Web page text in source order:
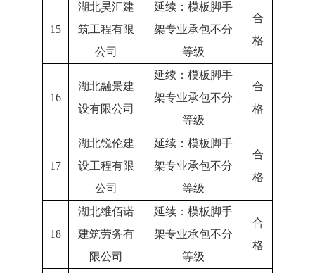
15
湖北昊汇建
筑工程有限
公司
延续：模板脚手
架专业承包不分
等级
合
格
16
湖北融景建
设有限公司
延续：模板脚手
架专业承包不分
等级
合
格
17
湖北锐伦建
设工程有限
公司
延续：模板脚手
架专业承包不分
等级
合
格
18
湖北维佰诺
建筑劳务有
限公司
延续：模板脚手
架专业承包不分
等级
合
格